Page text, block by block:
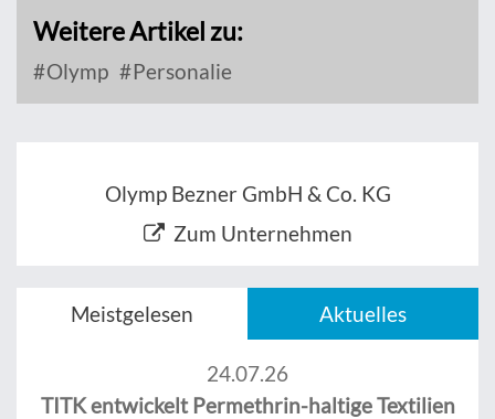
Weitere Artikel zu:
Olymp Personalie
Olymp Bezner GmbH & Co. KG
Zum Unternehmen
Meistgelesen Aktuelles
24.07.26
TITK entwickelt Permethrin-haltige Textilien